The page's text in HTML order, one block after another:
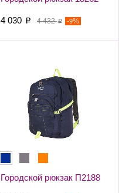
-9%
4 432p
4 030 p
Городской рюкзак П2188